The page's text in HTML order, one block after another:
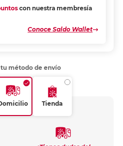
con nuestra membresía
Conoce Saldo Wallet
método de envío
Tienda